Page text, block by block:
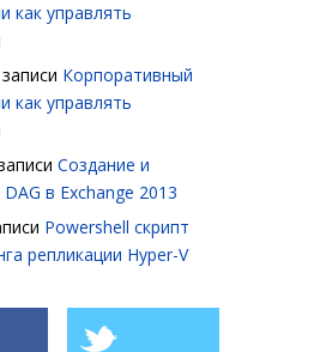
как управлять
Корпоративный
как управлять
Создание и
в Exchange 2013
Powershell cкрипт
репликации Hyper-V